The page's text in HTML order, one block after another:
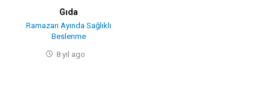
Gıda
Ramazan Ayında Sağlıklı
Beslenme
8 yıl ago